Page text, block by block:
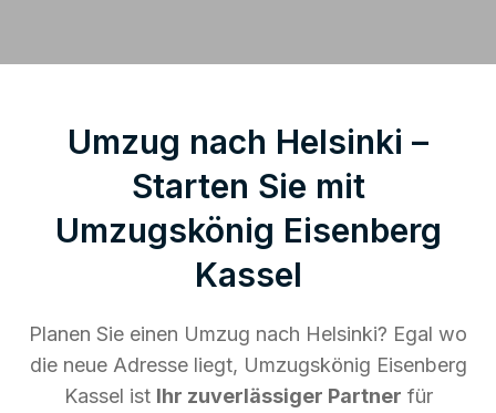
Umzug nach Helsinki –
Starten Sie mit
Umzugskönig Eisenberg
Kassel
Planen Sie einen Umzug nach Helsinki? Egal wo
die neue Adresse liegt, Umzugskönig Eisenberg
Kassel ist Ihr zuverlässiger Partner für